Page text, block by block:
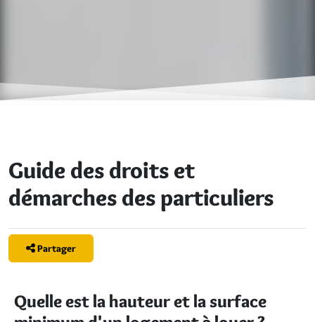
Guide des droits et
démarches des particuliers
Partager
Quelle est la hauteur et la surface